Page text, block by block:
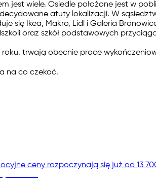
jest wiele. Osiedle położone jest w
atuty lokalizacji. W
się Ikea, Makro, Lidl i Galeria
oraz szkół podstawowych
trwają obecnie prace
na co czekać.
ceny rozpoczynają się już od 13